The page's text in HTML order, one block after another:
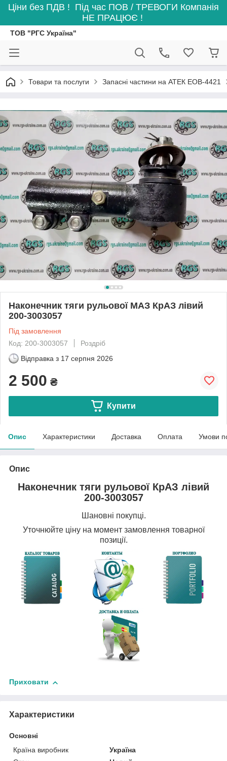
Ціни без ПДВ ! Під час ПОВ / ТРЕВОГИ Компанія
НЕ ПРАЦЮЄ !
ТОВ "РГС Україна"
Товари та послуги Запасні частини на АТЕК ЕОВ-4421
Наконечник тяги рульової МАЗ КрАЗ лівий
200-3003057
Під замовлення
Код: 200-3003057
Роздріб
Відправка з 17 серпня 2026
2 500 ₴
Купити
Опис Характеристики Доставка Оплата Умови
Опис
Наконечник тяги рульової КрАЗ лівий
200-3003057
Шановні покупці.
Уточнюйтеціну на момент замовлення товарної
позиції.
Приховати
Характеристики
Основні
Країна виробник
Україна